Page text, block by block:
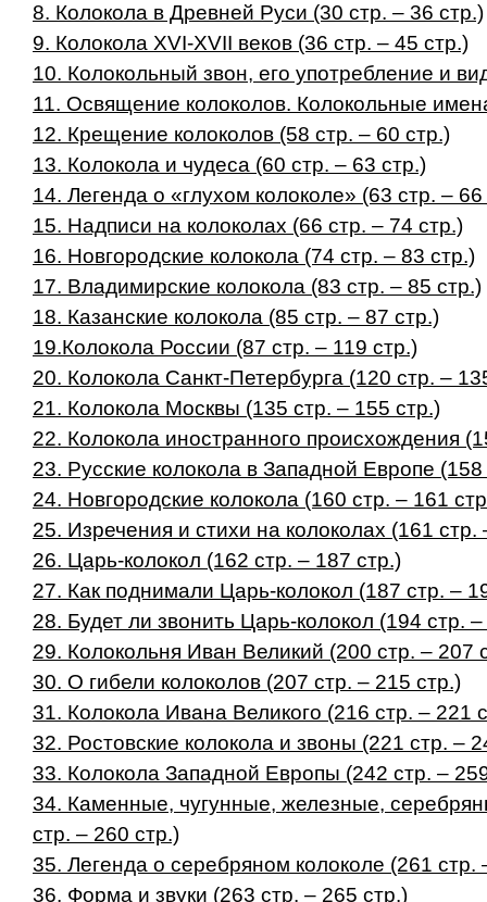
8. Колокола в Древней Руси (30 стр. – 36 стр.)
9. Колокола XVI-XVII веков (36 стр. – 45 стр.)
10. Колокольный звон, его употребление и
11. Освящение колоколов. Колокольные
12. Крещение колоколов (58 стр. – 60 стр.)
13. Колокола и чудеса (60 стр. – 63 стр.)
14. Легенда о «глухом колоколе» (63 стр. – 66
15. Надписи на колоколах (66 стр. – 74 стр.)
16. Новгородские колокола (74 стр. – 83 стр.)
17. Владимирские колокола (83 стр. – 85 стр.)
18. Казанские колокола (85 стр. – 87 стр.)
19.Колокола России (87 стр. – 119 стр.)
20. Колокола Санкт-Петербурга (120 стр. –
21. Колокола Москвы (135 стр. – 155 стр.)
22. Колокола иностранного происхождения
23. Русские колокола в Западной Европе
24. Новгородские колокола (160 стр. – 161
25. Изречения и стихи на колоколах (161 стр.
26. Царь-колокол (162 стр. – 187 стр.)
27. Как поднимали Царь-колокол (187 стр. –
28. Будет ли звонить Царь-колокол (194 стр.
29. Колокольня Иван Великий (200 стр. – 207
30. О гибели колоколов (207 стр. – 215 стр.)
31. Колокола Ивана Великого (216 стр. – 221
32. Ростовские колокола и звоны (221 стр. –
33. Колокола Западной Европы (242 стр. –
34. Каменные, чугунные, железные,
стр. – 260 стр.)
35. Легенда о серебряном колоколе (261 стр.
36. Форма и звуки (263 стр. – 265 стр.)